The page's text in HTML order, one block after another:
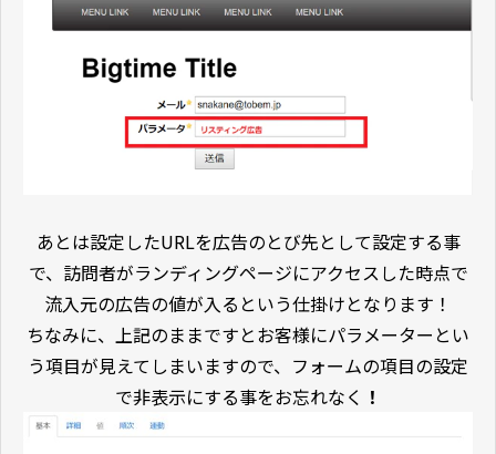
あとは設定したURLを広告のとび先として設定する事
で、訪問者がランディングページにアクセスした時点で
流入元の広告の値が入るという仕掛けとなります！
ちなみに、上記のままですとお客様にパラメーターとい
う項目が見えてしまいますので、フォームの項目の設定
で非表示にする事をお忘れなく ！